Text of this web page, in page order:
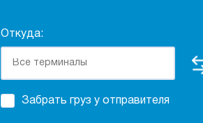
Откуда:
Забрать груз у отправителя